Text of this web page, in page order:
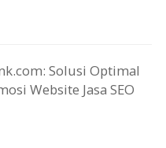
Solusi Optimal
Website Jasa SEO